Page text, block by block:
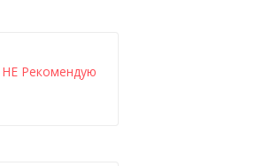
НЕ Рекомендую